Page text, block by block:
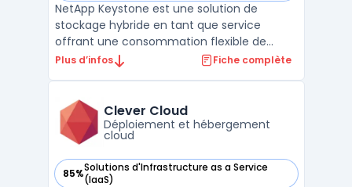
NetApp Keystone est une solution de
stockage hybride en tant que service
offrant une consommation flexible de
cloud. Cette solution permet une gestion
Keystone propose des options de
protection des données avec c ...
Plus d’infos Fiche complète
Clever Cloud
Déploiement et hébergement
cloud
85%Solutions d'Infrastructure as a Service
(IaaS)
— voir Clever Cloud dans cette catégorie